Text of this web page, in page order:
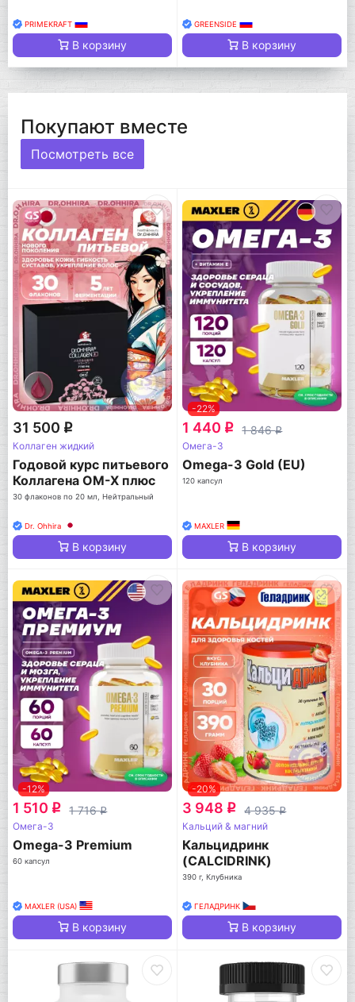
PRIMEKRAFT
В корзину
GREENSIDE
В корзину
Покупают вместе
Посмотреть все
31 500 q
Коллаген жидкий
Годовой курс питьевого
Коллагена ОМ-Х плюс
30 флаконов по 20 мл, Нейтральный
Dr. Ohhira
В корзину
-22%
1 440 q 1 846q
Омега-3
Omega-3 Gold (EU)
120 капсул
MAXLER
В корзину
-12%
1 510 q 1 716q
Омега-3
Omega-3 Premium
60 капсул
MAXLER (USA)
В корзину
-20%
3 948 q 4 935q
Кальций & магний
Кальцидринк
(CALCIDRINK)
390 г, Клубника
ГЕЛАДРИНК
В корзину